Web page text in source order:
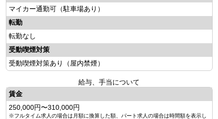
マイカー通勤可（駐車場あり）
転勤
転勤なし
受動喫煙対策
受動喫煙対策あり（屋内禁煙）
給与、手当について
賃金
250,000円〜310,000円
※フルタイム求人の場合は月額に換算した額、パート求人の場合は時間額を表示し